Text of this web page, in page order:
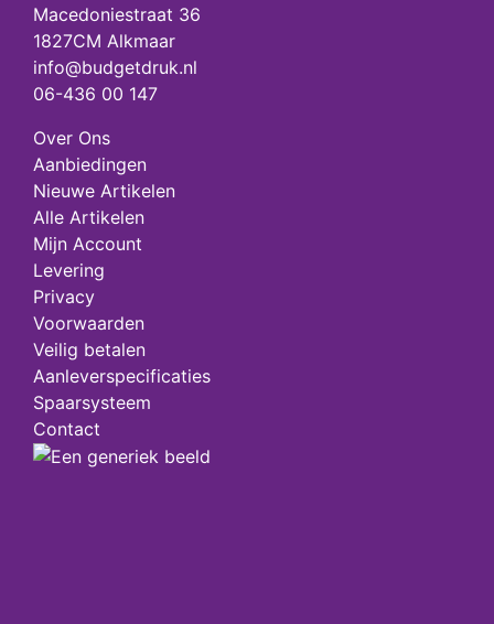
Macedoniestraat 36
1827CM Alkmaar
info@budgetdruk.nl
06-436 00 147
Over Ons
Aanbiedingen
Nieuwe Artikelen
Alle Artikelen
Mijn Account
Levering
Privacy
Voorwaarden
Veilig betalen
Aanleverspecificaties
Spaarsysteem
Contact